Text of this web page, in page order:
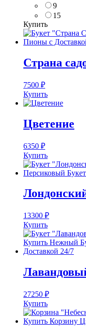
9
15
Купить
Страна
7500 ₽
Купить
Цветение
6350 ₽
Купить
13300 ₽
Купить
27250 ₽
Купить